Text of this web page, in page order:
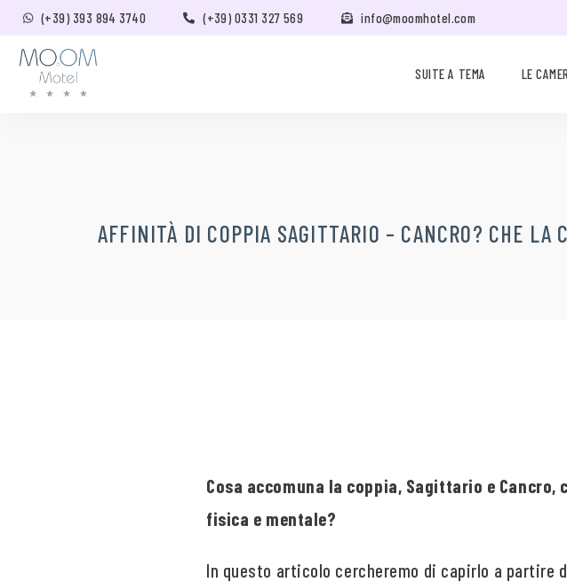
(+39) 393 894 3740 (+39) 0331 327 569 info@moomhotel.com
SUITE A TEMA LE
AFFINITÀ DI COPPIA SAGITTARIO – CANCRO? CHE LA
Cosa accomuna la coppia, Sagittario e
fisica e mentale?
In questo articolo cercheremo di capirlo a partire